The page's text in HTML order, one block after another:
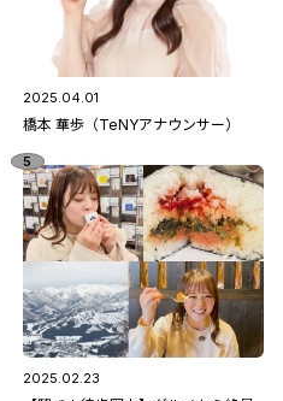
2025.04.01
橋本 華歩（TeNYアナウンサー）
2025.02.23